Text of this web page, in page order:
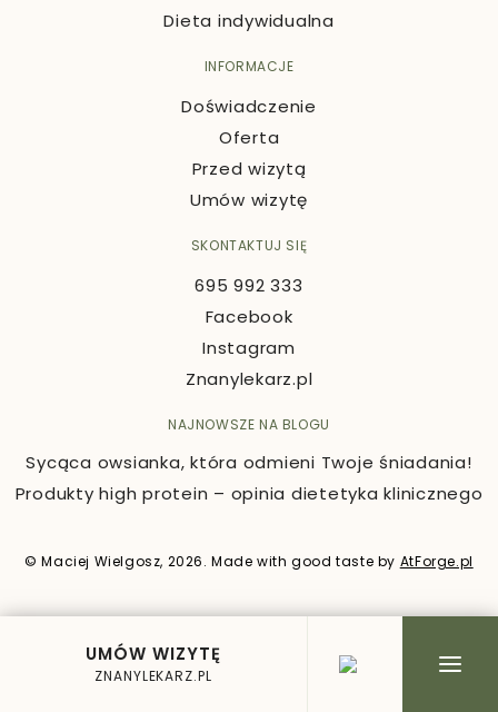
UMÓW WIZYTĘ
ZNANYLEKARZ.PL
Dieta indywidualna
INFORMACJE
Doświadczenie
Oferta
Przed wizytą
Umów wizytę
SKONTAKTUJ SIĘ
695 992 333
Facebook
Instagram
Znanylekarz.pl
NAJNOWSZE NA BLOGU
Sycąca owsianka, która odmieni Twoje śniadania!
Produkty high protein – opinia dietetyka klinicznego
© Maciej Wielgosz, 2026. Made with good taste by AtForge.pl